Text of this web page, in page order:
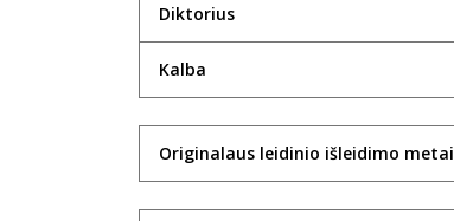
Diktorius
Kalba
Originalaus leidinio išleidimo metai